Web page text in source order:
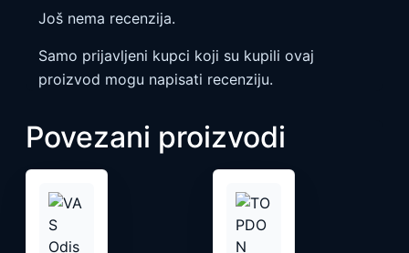
Još nema recenzija.
Samo prijavljeni kupci koji su kupili ovaj
proizvod mogu napisati recenziju.
Povezani proizvodi